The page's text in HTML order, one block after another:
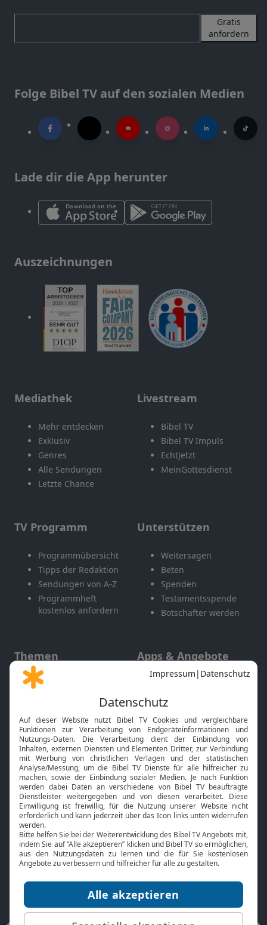
Gratis
anfordern
Folge Bibel TV auf den sozialen Medien
Lade dir die App herunter
Auszeichnungen
Mediathek
Mehr entdecken
Exklusiv
Genres
Alle Sendungen
Letzte Chance
Livestream
Bibel TV
Bibel TV Impuls
EchtJetzt
MeinGottesdienst
TV Programm
Programmübersicht
Tipps der Redaktion
Sendungen von A-Z
Programmheft
kostenlos anfordern
Unterstützen
Weitersagen
Beten
Spenden
Testamentsspende
Botschafter werden
Themen
Gott und Bibel erklärt
Neuigkeiten
Apps & Angebote
Mobile App
Smart TV
HbbTV
Bibelthek Online-Bibel
Nächster Gottesdienst
Bibel TV
Über uns
Jobs
Mediadaten
Service
Kontakt
TV-Empfang